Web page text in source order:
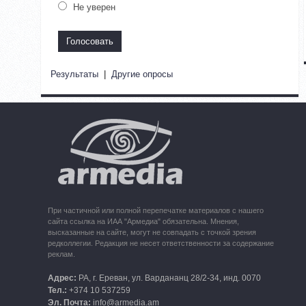
Не уверен
Результаты | Другие опросы
При частичной или полной перепечатке материалов с нашего
сайта ссылка на ИАА "Армедиа" обязательна. Мнения,
высказанные на сайте, могут не совпадать с точкой зрения
редколлегии. Редакция не несет ответственности за содержание
реклам.
Адрес: РА, г. Ереван, ул. Вардананц 28/2-34, инд. 0070
Тел.: +374 10 537259
Эл. Почта: info@armedia.am